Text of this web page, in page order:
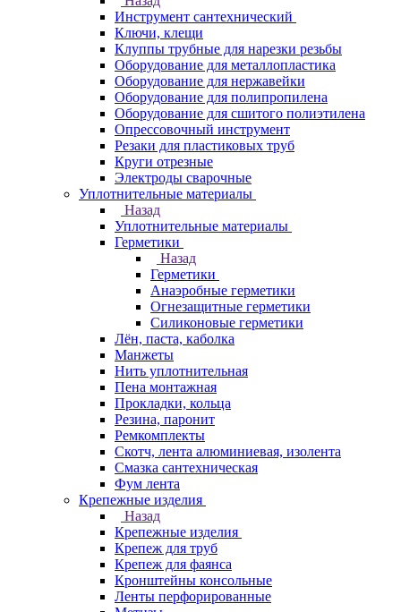
Инструмент сантехнический
Ключи, клещи
Клуппы трубные для нарезки резьбы
Оборудование для металлопластика
Оборудование для нержавейки
Оборудование для полипропилена
Оборудование для сшитого полиэтилена
Опрессовочный инструмент
Резаки для пластиковых труб
Круги отрезные
Электроды сварочные
Уплотнительные материалы
Назад
Уплотнительные материалы
Герметики
Назад
Герметики
Анаэробные герметики
Огнезащитные герметики
Силиконовые герметики
Лён, паста, каболка
Манжеты
Нить уплотнительная
Пена монтажная
Прокладки, кольца
Резина, паронит
Ремкомплекты
Скотч, лента алюминиевая, изолента
Смазка сантехническая
Фум лента
Крепежные изделия
Назад
Крепежные изделия
Крепеж для труб
Крепеж для фаянса
Кронштейны консольные
Ленты перфорированные